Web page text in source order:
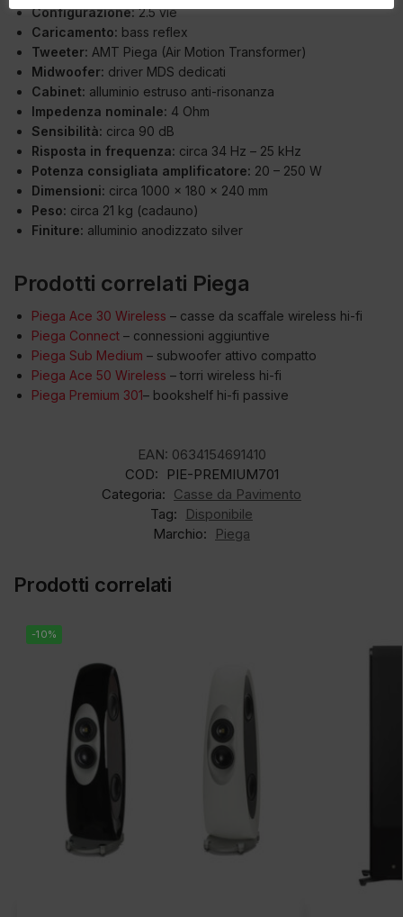
Configurazione:2.5 vie
Caricamento: bass reflex
Tweeter: AMT Piega (Air Motion Transformer)
Midwoofer: driver MDS dedicati
Cabinet: alluminio estruso anti-risonanza
Impedenza nominale: 4 Ohm
Sensibilità: circa 90 dB
Risposta in frequenza: circa 34 Hz – 25 kHz
Potenza consigliata amplificatore: 20 – 250 W
Dimensioni: circa 1000 × 180 × 240 mm
Peso: circa 21 kg (cadauno)
Finiture: alluminio anodizzato silver
Prodotti correlati Piega
Piega Ace 30 Wireless – casse da scaffale wireless hi-fi
Piega Connect – connessioni aggiuntive
Piega Sub Medium – subwoofer attivo compatto
Piega Ace 50 Wireless – torri wireless hi-fi
Piega Premium 301– bookshelf hi-fi passive
EAN: 0634154691410
COD:
PIE-PREMIUM701
Categoria: Casse da Pavimento
Tag:
Disponibile
Marchio:
Piega
Prodotti correlati
-10%